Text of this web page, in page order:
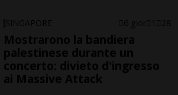
SINGAPORE 6 gior 1 28
Mostrarono la bandiera
palestinese durante un
concerto: divieto d'ingresso
ai Massive Attack